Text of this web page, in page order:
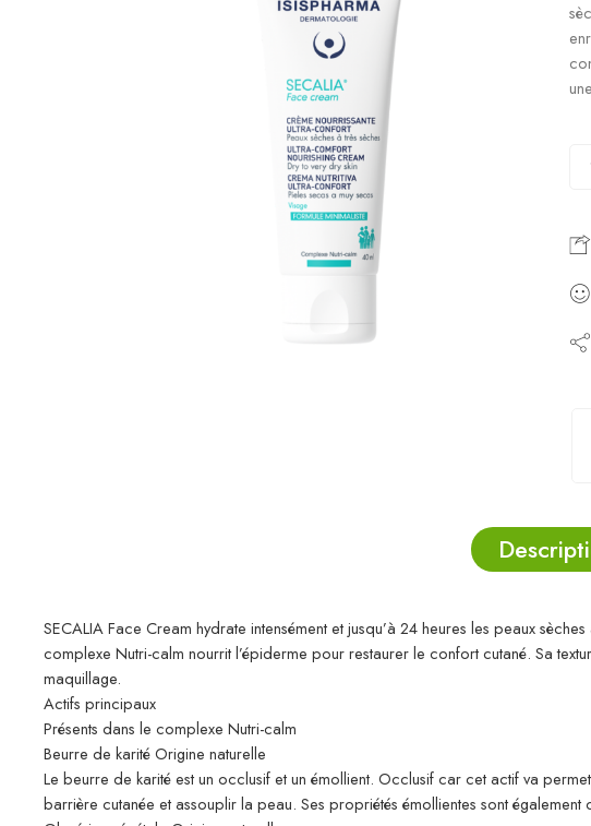
SECALIA Face Cream hydrate intensément et jusqu’à 24 heures les peaux
complexe Nutri-calm nourrit l’épiderme pour restaurer le confort cutané. Sa
maquillage.
Actifs principaux
Présents dans le complexe Nutri-calm
Beurre de karité Origine naturelle
Le beurre de karité est un occlusif et un émollient. Occlusif car cet actif va
barrière cutanée et assouplir la peau. Ses propriétés émollientes sont